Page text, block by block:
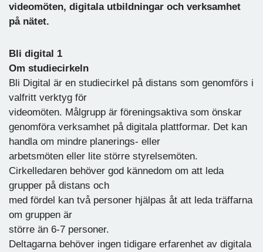
videomöten, digitala utbildningar och verksamhet
på nätet.
Bli digital 1
Om studiecirkeln
Bli Digital är en studiecirkel på distans som genomförs i
valfritt verktyg för
videomöten. Målgrupp är föreningsaktiva som önskar
genomföra verksamhet på digitala plattformar. Det kan
handla om mindre planerings- eller
arbetsmöten eller lite större styrelsemöten.
Cirkelledaren behöver god kännedom om att leda
grupper på distans och
med fördel kan två personer hjälpas åt att leda träffarna
om gruppen är
större än 6-7 personer.
Deltagarna behöver ingen tidigare erfarenhet av digitala